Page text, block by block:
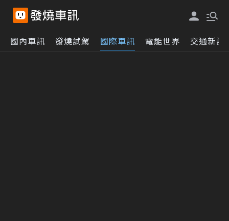
國內車訊 發燒試駕 國際車訊 電能世界 交通新訊